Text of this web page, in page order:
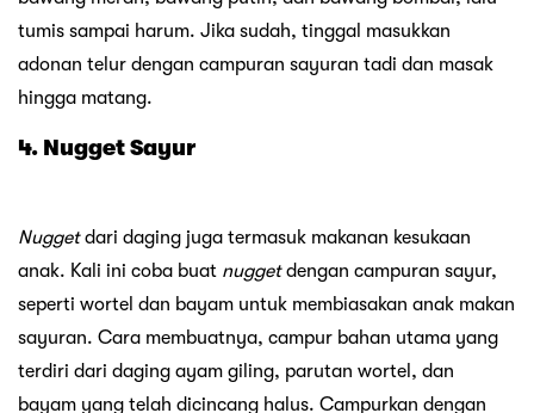
tumis sampai harum. Jika sudah, tinggal masukkan
adonan telur dengan campuran sayuran tadi dan masak
hingga matang.
4. Nugget Sayur
Nuggetdari daging juga termasuk makanan kesukaan
anak. Kali ini coba buat nuggetdengan campuran sayur,
seperti wortel dan bayam untuk membiasakan anak makan
sayuran. Cara membuatnya, campur bahan utama yang
terdiri dari daging ayam giling, parutan wortel, dan
bayam yang telah dicincang halus. Campurkan dengan